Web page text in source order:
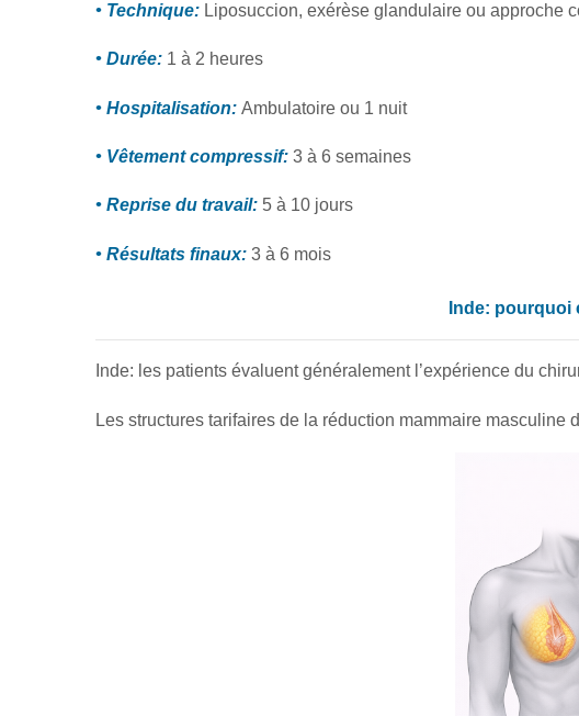
• Technique: Liposuccion, exérèse glandulaire ou approche
• Durée: 1 à 2 heures
• Hospitalisation: Ambulatoire ou 1 nuit
• Vêtement compressif: 3 à 6 semaines
• Reprise du travail: 5 à 10 jours
• Résultats finaux: 3 à 6 mois
Inde:
Inde: les patients évaluent généralement l’expérience du
Les structures tarifaires de la réduction mammaire